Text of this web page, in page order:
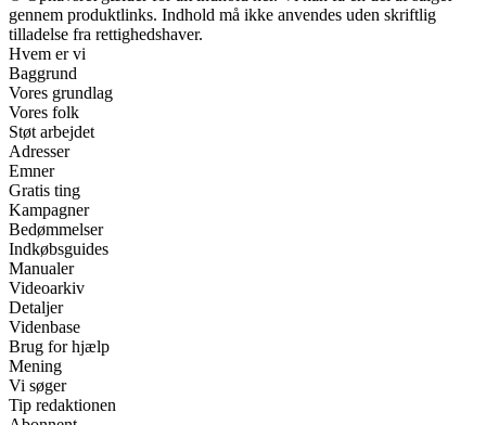
gennem produktlinks. Indhold må ikke anvendes uden skriftlig
tilladelse fra rettighedshaver.
Hvem er vi
Baggrund
Vores grundlag
Vores folk
Støt arbejdet
Adresser
Emner
Gratis ting
Kampagner
Bedømmelser
Indkøbsguides
Manualer
Videoarkiv
Detaljer
Videnbase
Brug for hjælp
Mening
Vi søger
Tip redaktionen